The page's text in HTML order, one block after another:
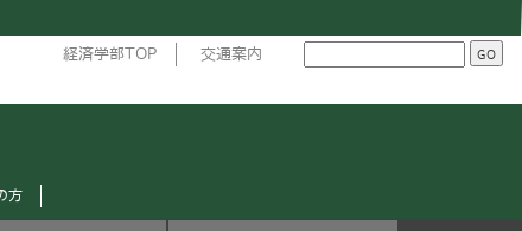
経済学部TOP 交通案内
方